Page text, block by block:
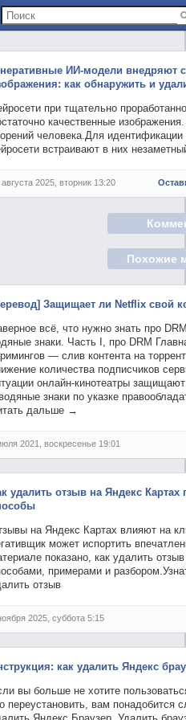
ИИ-модели внедряют
как обнаружить и
при тщательно
качественные
человека.Для
встраивают в них
августа 2025, вторник 13:20
Похожие
Защищает ли Netflix свой
всё, что нужно знать про
знаки. Часть I, про DRM
— слив контента на
количества подписчиков
онлайн-кинотеатры
знаки по указке
дальше →
2021, воскресенье 19:01
удалить отзыв на Яндекс
на Яндекс Картах влияют на
может испортить
показано, как удалить
примерами и
отзыв
2025, суббота 5:15
как удалить Яндекс
вы больше не хотите
переустановить, вам